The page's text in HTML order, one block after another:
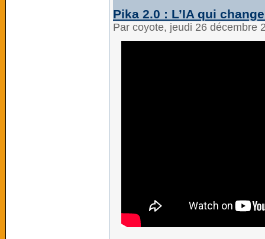
Pika 2.0 : L’IA qui
Par coyote, jeudi 26 décembre